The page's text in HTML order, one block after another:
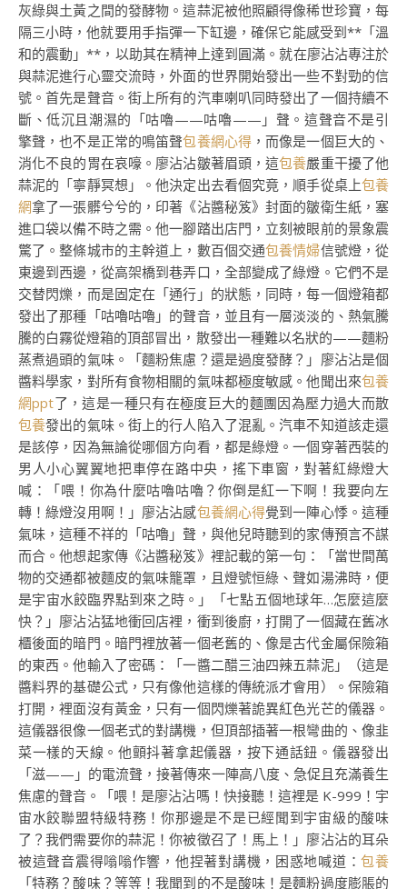
灰綠與土黃之間的發酵物。這蒜泥被他照顧得像稀世珍寶，每
隔三小時，他就要用手指彈一下缸邊，確保它能感受到**「溫
和的震動」**，以助其在精神上達到圓滿。就在廖沾沾專注於
與蒜泥進行心靈交流時，外面的世界開始發出一些不對勁的信
號。首先是聲音。街上所有的汽車喇叭同時發出了一個持續不
斷、低沉且潮濕的「咕嚕——咕嚕——」聲。這聲音不是引
擎聲，也不是正常的鳴笛聲包養網心得，而像是一個巨大的、
消化不良的胃在哀嚎。廖沾沾皺著眉頭，這包養嚴重干擾了他
蒜泥的「寧靜冥想」。他決定出去看個究竟，順手從桌上包養
網拿了一張髒兮兮的，印著《沾醬秘笈》封面的皺衛生紙，塞
進口袋以備不時之需。他一腳踏出店門，立刻被眼前的景象震
驚了。整條城市的主幹道上，數百個交通包養情婦信號燈，從
東邊到西邊，從高架橋到巷弄口，全部變成了綠燈。它們不是
交替閃爍，而是固定在「通行」的狀態，同時，每一個燈箱都
發出了那種「咕嚕咕嚕」的聲音，並且有一層淡淡的、熱氣騰
騰的白霧從燈箱的頂部冒出，散發出一種難以名狀的——麵粉
蒸煮過頭的氣味。「麵粉焦慮？還是過度發酵？」廖沾沾是個
醬料學家，對所有食物相關的氣味都極度敏感。他聞出來包養
網ppt了，這是一種只有在極度巨大的麵團因為壓力過大而散
包養發出的氣味。街上的行人陷入了混亂。汽車不知道該走還
是該停，因為無論從哪個方向看，都是綠燈。一個穿著西裝的
男人小心翼翼地把車停在路中央，搖下車窗，對著紅綠燈大
喊：「喂！你為什麼咕嚕咕嚕？你倒是紅一下啊！我要向左
轉！綠燈沒用啊！」廖沾沾感包養網心得覺到一陣心悸。這種
氣味，這種不祥的「咕嚕」聲，與他兒時聽到的家傳預言不謀
而合。他想起家傳《沾醬秘笈》裡記載的第一句：「當世間萬
物的交通都被麵皮的氣味籠罩，且燈號恒綠、聲如湯沸時，便
是宇宙水餃臨界點到來之時。」「七點五個地球年…怎麼這麼
快？」廖沾沾猛地衝回店裡，衝到後廚，打開了一個藏在舊冰
櫃後面的暗門。暗門裡放著一個老舊的、像是古代金屬保險箱
的東西。他輸入了密碼：「一醬二醋三油四辣五蒜泥」（這是
醬料界的基礎公式，只有像他這樣的傳統派才會用）。保險箱
打開，裡面沒有黃金，只有一個閃爍著詭異紅色光芒的儀器。
這儀器很像一個老式的對講機，但頂部插著一根彎曲的、像韭
菜一樣的天線。他顫抖著拿起儀器，按下通話鈕。儀器發出
「滋——」的電流聲，接著傳來一陣高八度、急促且充滿養生
焦慮的聲音。「喂！是廖沾沾嗎！快接聽！這裡是 K-999！宇
宙水餃聯盟特級特務！你那邊是不是已經聞到宇宙級的酸味
了？我們需要你的蒜泥！你被徵召了！馬上！」廖沾沾的耳朵
被這聲音震得嗡嗡作響，他捏著對講機，困惑地喊道：包養
「特務？酸味？等等！我聞到的不是酸味！是麵粉過度膨脹的